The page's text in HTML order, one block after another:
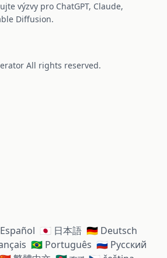
výzvy pro ChatGPT, Claude,
Diffusion.
All rights reserved.
🇯🇵 日本語 🇩🇪 Deutsch
🇧🇷 Português 🇷🇺 Русский